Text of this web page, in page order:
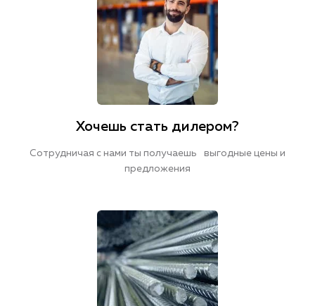
Хочешь стать дилером?
Сотрудничая с нами ты получаешь выгодные цены и
предложения